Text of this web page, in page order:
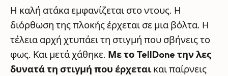
Η καλή ατάκα εμφανίζεται στο ντους. Η
διόρθωση της πλοκής έρχεται σε μια βόλτα. Η
τέλεια αρχή χτυπάει τη στιγμή που σβήνεις το
φως. Και μετά χάθηκε. Με το TellDone την λες
δυνατά τη στιγμή που έρχεται και παίρνεις